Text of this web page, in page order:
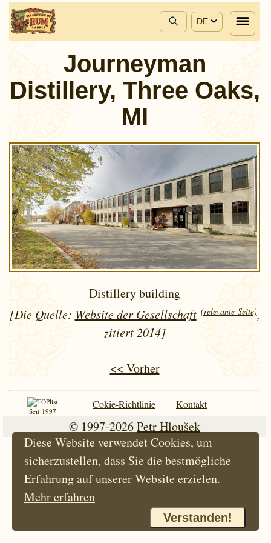
DE
Journeyman
Distillery, Three Oaks,
MI
Distillery building
[Die Quelle: Website der Gesellschaft (relevante Seite),
zitiert 2014]
<< Vorher
Seit 1997
Cokie-Richtlinie Kontakt
© 1997-2026Petr Hloušek
Diese Website verwendet Cookies, um
sicherzustellen, dass Sie die bestmögliche
Erfahrung auf unserer Website erzielen.
Mehr erfahren
Verstanden!